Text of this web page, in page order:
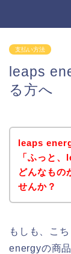
支払い方法
leaps
る方へ
leaps
「ふっと
どんなもの
せんか？
もしも、こ
energyの商